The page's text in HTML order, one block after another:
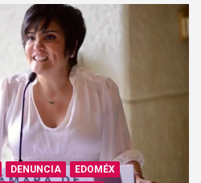
DENUNCIA
EDOMÉX